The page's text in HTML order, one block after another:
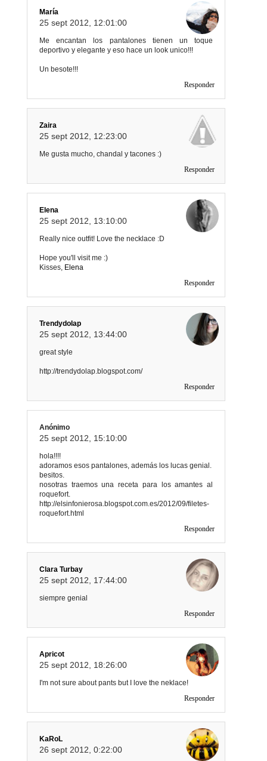
María
25 sept 2012, 12:01:00
Me encantan los pantalones tienen un toque
deportivo y elegante y eso hace un look unico!!!
Un besote!!!
Responder
Zaira
25 sept 2012, 12:23:00
Me gusta mucho, chandal y tacones :)
Responder
Elena
25 sept 2012, 13:10:00
Really nice outfit! Love the necklace :D
Hope you'll visit me :)
Kisses, Elena
Responder
Trendydolap
25 sept 2012, 13:44:00
great style
http://trendydolap.blogspot.com/
Responder
Anónimo
25 sept 2012, 15:10:00
hola!!!!
adoramos esos pantalones, además los lucas genial.
besitos.
nosotras traemos una receta para los amantes al
roquefort.
http://elsinfonierosa.blogspot.com.es/2012/09/filetes-
roquefort.html
Responder
Clara Turbay
25 sept 2012, 17:44:00
siempre genial
Responder
Apricot
25 sept 2012, 18:26:00
I'm not sure about pants but I love the neklace!
Responder
KaRoL
26 sept 2012, 0:22:00